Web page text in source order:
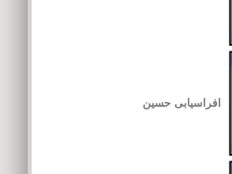
افراسیابی حسین